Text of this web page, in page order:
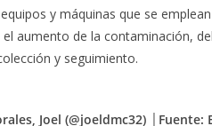
y máquinas que se
aumento de la contaminación,
y seguimiento.
Joel (@joeldmc32) │Fuente: